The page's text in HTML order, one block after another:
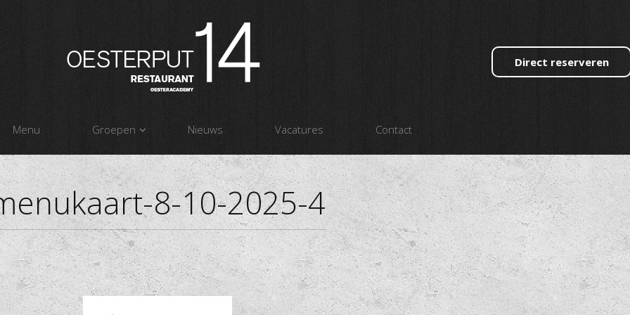
Menu Groepen Nieuws Vacatures Contact
Direct reserveren
8-10-2025-4